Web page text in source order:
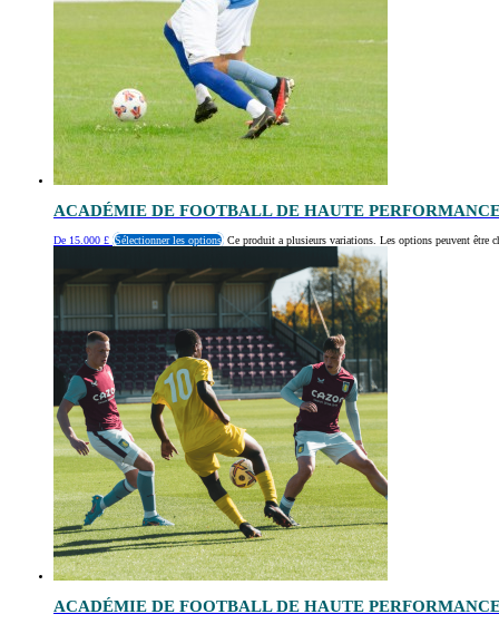
ACADÉMIE DE FOOTBALL DE HAUTE
De 15.000 £ Sélectionner les options Ce produit a plusieurs variations. Les options peuvent être
ACADÉMIE DE FOOTBALL DE HAUTE